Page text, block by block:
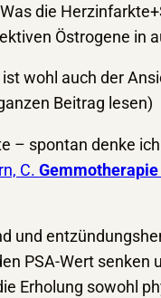
die
Östrogene in
wohl auch der
Beitrag lesen)
– spontan denke
C.
und
PSA-Wert
Erholung sowohl